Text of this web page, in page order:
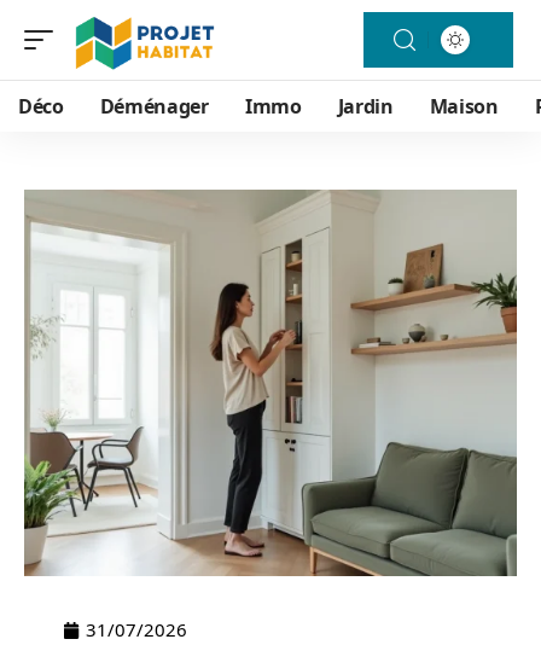
Déco Déménager Immo Jardin Maison
31/07/2026